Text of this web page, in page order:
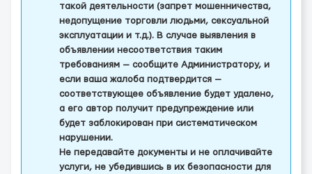
такой деятельности (запрет мошенничества,
недопущение торговли людьми, сексуальной
эксплуатации и т.д.). В случае выявления в
объявлении несоответствия таким
требованиям — сообщите Администратору, и
если ваша жалоба подтвердится —
соответствующее объявление будет удалено,
а его автор получит предупреждение или
будет заблокирован при систематическом
нарушении.
Не передавайте документы и не оплачивайте
услуги, не убедившись в их безопасности для